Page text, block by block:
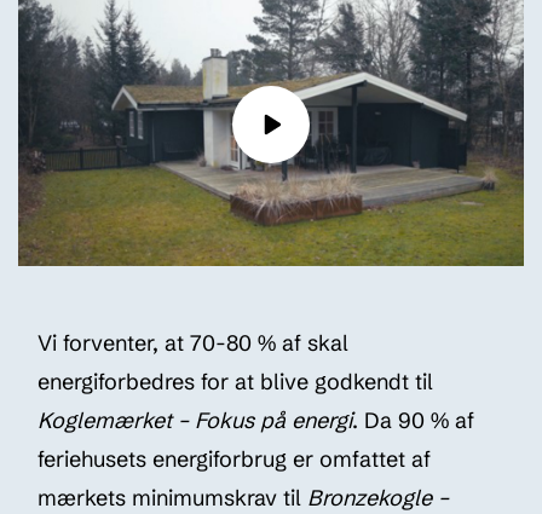
Vi forventer, at 70-80 % af skal
energiforbedres for at blive godkendt til
Koglemærket – Fokus på energi. Da 90 % af
feriehusets energiforbrug er omfattet af
mærkets minimumskrav til Bronzekogle –